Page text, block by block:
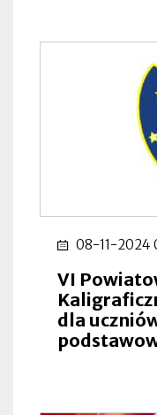
08-11-2024
VI
dla